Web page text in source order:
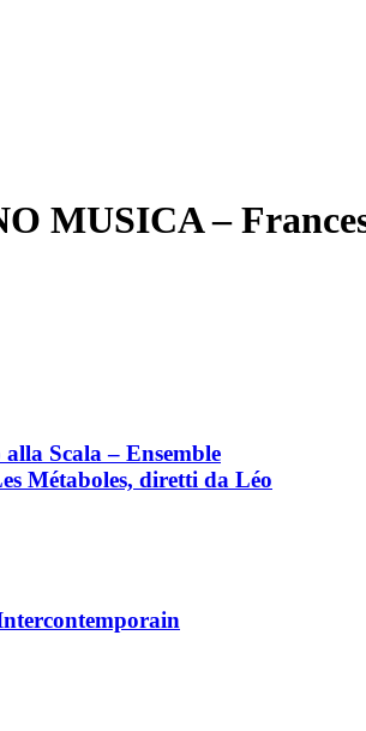
MUSICA –
Scala – Ensemble
Métaboles, diretti da Léo